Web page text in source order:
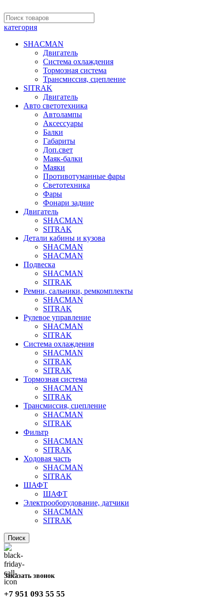
категория
SHACMAN
Двигатель
Система охлаждения
Тормозная система
Трансмиссия, сцепление
SITRAK
Двигатель
Авто светотехника
Автолампы
Аксессуары
Балки
Габариты
Доп.свет
Маяк-балки
Маяки
Противотуманные фары
Светотехника
Фары
Фонари задние
Двигатель
SHACMAN
SITRAK
Детали кабины и кузова
SHACMAN
SHACMAN
Подвеска
SHACMAN
SITRAK
Ремни, сальники, ремкомплекты
SHACMAN
SITRAK
Рулевое управление
SHACMAN
SITRAK
Система охлаждения
SHACMAN
SITRAK
SITRAK
Тормозная система
SHACMAN
SITRAK
Трансмиссия, сцепление
SHACMAN
SITRAK
Фильтр
SHACMAN
SITRAK
Ходовая часть
SHACMAN
SITRAK
ШАФТ
ШАФТ
Электрооборудование, датчики
SHACMAN
SITRAK
Поиск
Заказать звонок
+7 951 093 55 55